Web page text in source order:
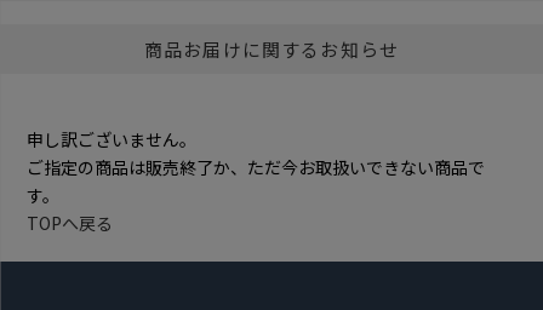
商品お届けに関するお知らせ
申し訳ございません。
ご指定の商品は販売終了か、ただ今お取扱いできない商品で
す。
TOPへ戻る